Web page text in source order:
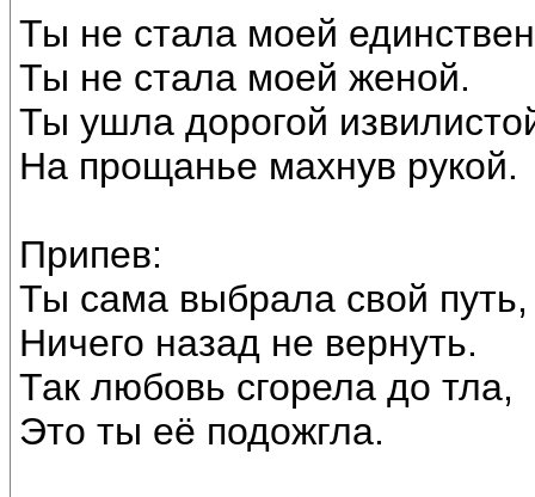
Ты не стала моей
Ты не стала моей женой.
Ты ушла дорогой
На прощанье махнув рукой.
Припев:
Ты сама выбрала свой путь,
Ничего назад не вернуть.
Так любовь сгорела до тла,
Это ты её подожгла.